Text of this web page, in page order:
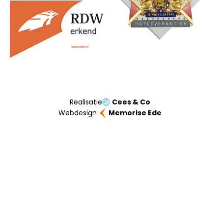
Realisatie
Cees & Co
Webdesign
Memorise Ede